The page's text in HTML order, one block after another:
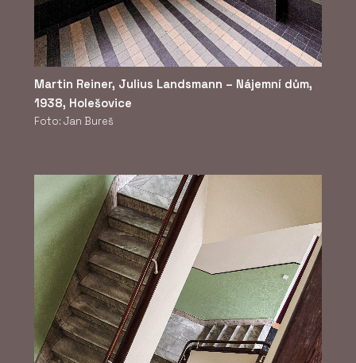
Martin Reiner, Julius Landsmann – Nájemní dům,
1938, Holešovice
Foto: Jan Bureš